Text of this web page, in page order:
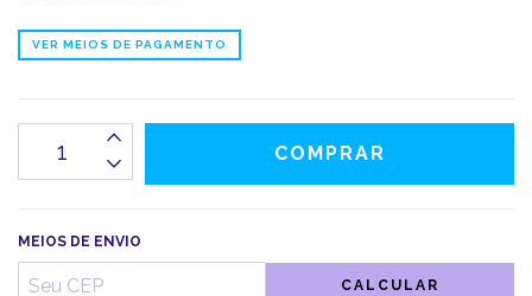
VER MEIOS DE PAGAMENTO
MEIOS DE ENVIO
CALCULAR